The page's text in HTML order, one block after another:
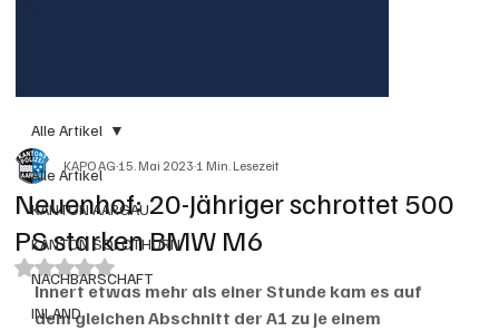
Alle Artikel
KANTON AARGAU
KANTON SOLOTHURN
NACHBARSCHAFT
INLAND
Alle Artikel
Neuenhof: 20-Jähriger schrottet 500
PS starken BMW M6
KAPO AG15. Mai 20231 Min. Lesezeit
Mit NaN von 5 Sternen bewertet.
Innert etwas mehr als einer Stunde kam es auf
dem gleichen Abschnitt der A1 zu je einem